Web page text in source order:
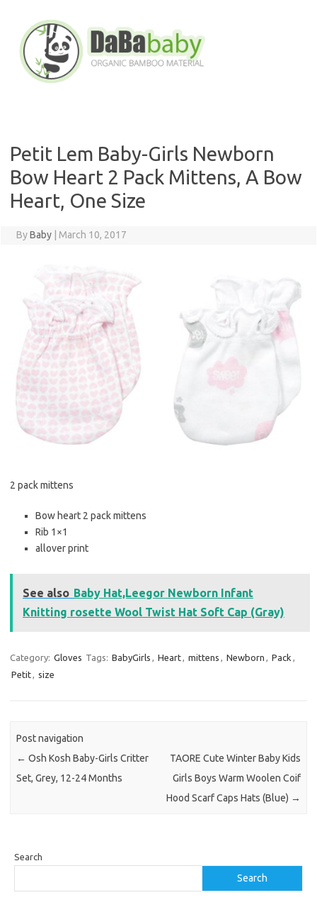
content
Petit Lem Baby-Girls Newborn
Bow Heart 2 Pack Mittens, A Bow
Heart, One Size
ByBaby March 10, 2017
2 pack mittens
Bow heart 2 pack mittens
Rib 1×1
allover print
See also Baby Hat,Leegor Newborn Infant
Knitting rosette Wool Twist Hat Soft Cap (Gray)
Category: Gloves Tags: BabyGirls , Heart, mittens , Newborn , Pack ,
Petit, size
Post navigation
← Osh Kosh Baby-Girls Critter
Set, Grey, 12-24 Months
TAORE Cute Winter Baby Kids
Girls Boys Warm Woolen Coif
Hood Scarf Caps Hats (Blue) →
Search
Search